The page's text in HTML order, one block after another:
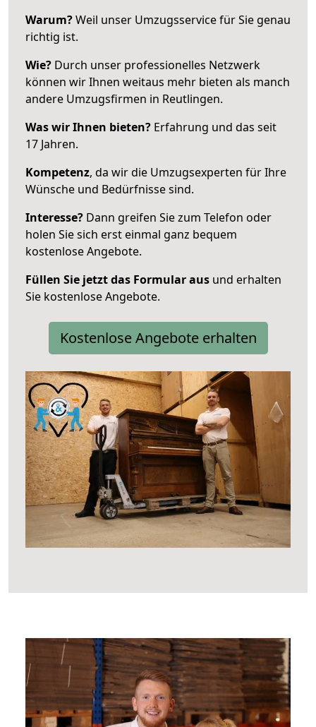
Warum?Weil unser Umzugsservice für Sie genau
richtig ist.
Wie? Durch unser professionelles Netzwerk
können wir Ihnen weitaus mehr bieten als manch
andere Umzugsfirmen in Reutlingen.
Was wir Ihnen bieten? Erfahrung und das seit
17 Jahren.
Kompetenz, da wir die Umzugsexperten für Ihre
Wünsche und Bedürfnisse sind.
Interesse? Dann greifen Sie zum Telefon oder
holen Sie sich erst einmal ganz bequem
kostenlose Angebote.
Füllen Sie jetzt das Formular aus und erhalten
Sie kostenlose Angebote.
Kostenlose Angebote erhalten